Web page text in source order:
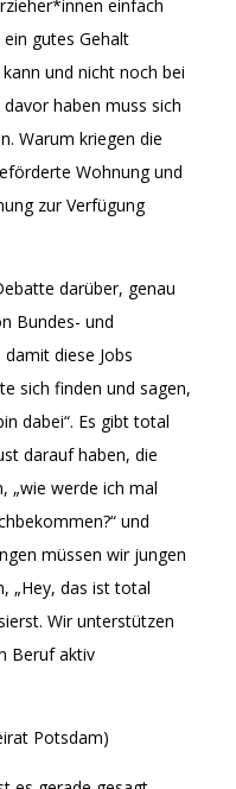
einfach
gutes Gehalt
und nicht noch bei
haben muss sich
Warum kriegen die
Wohnung und
zur Verfügung
darüber, genau
Bundes- und
diese Jobs
sich finden und sagen,
dabei“. Es gibt total
darauf haben, die
„wie werde ich mal
und
müssen wir jungen
„Hey, das ist total
Wir unterstützen
Beruf aktiv
Potsdam)